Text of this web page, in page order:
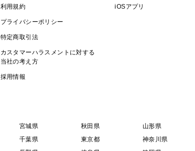
利用規約
プライバシーポリシー
特定商取引法
カスタマーハラスメントに対する
当社の考え方
採用情報
iOSアプリ
宮城県 秋田県 山形県
千葉県 東京都 神奈川県